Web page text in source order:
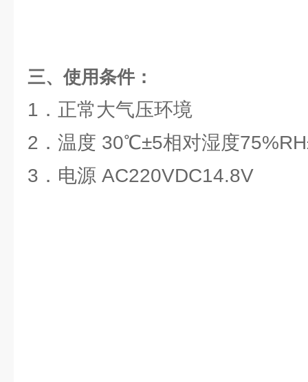
三、使用条件：
1．正常大气压环境
2．温度 30℃±5相对湿度
3．电源 AC220VDC14.8V